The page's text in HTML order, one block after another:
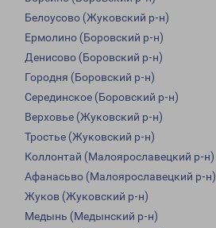
Белоусово (Жуковский р-н)
Ермолино (Боровский р-н)
Денисово (Боровский р-н)
Городня (Боровский р-н)
Серединское (Боровский р-н)
Верховье (Жуковский р-н)
Тростье (Жуковский р-н)
Коллонтай (Малоярославецкий р-н)
Афанасьво (Малоярославецкий р-н)
Жуков (Жуковский р-н)
Медынь (Медынский р-н)